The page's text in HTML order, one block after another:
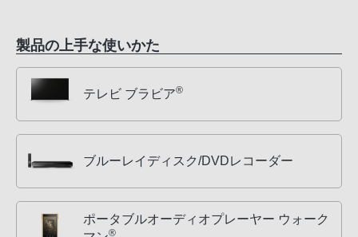
製品の上手な使いかた
テレビ ブラビア®
ブルーレイディスク/DVDレコーダー
ポータブルオーディオプレーヤー ウォーク
®